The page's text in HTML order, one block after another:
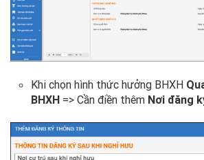
Khi chọn hình thức hưởng BHXH
BHXH => Cần điền thêm Nơi đăng